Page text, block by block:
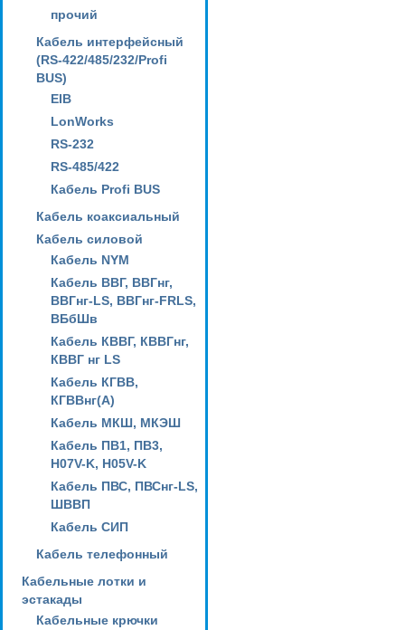
прочий
Кабель интерфейсный
(RS-422/485/232/Profi
BUS)
EIB
LonWorks
RS-232
RS-485/422
Кабель Profi BUS
Кабель коаксиальный
Кабель силовой
Кабель NYM
Кабель ВВГ, ВВГнг,
ВВГнг-LS, ВВГнг-FRLS,
ВБбШв
Кабель КВВГ, КВВГнг,
КВВГ нг LS
Кабель КГВВ,
КГВВнг(А)
Кабель МКШ, МКЭШ
Кабель ПВ1, ПВ3,
H07V-K, H05V-K
Кабель ПВС, ПВСнг-LS,
ШВВП
Кабель СИП
Кабель телефонный
Кабельные лотки и
эстакады
Кабельные крючки